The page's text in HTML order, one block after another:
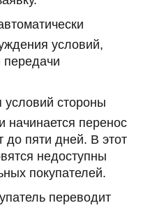
условий,
условий стороны
начинается перенос
до пяти дней. В этот
недоступны
покупателей.
переводит